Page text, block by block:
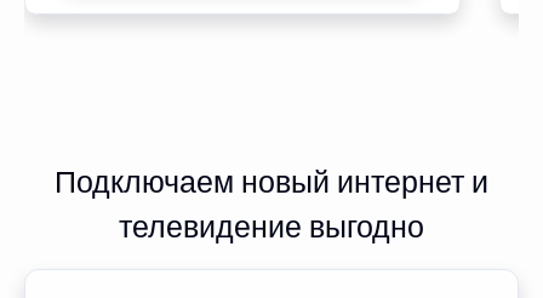
Подключаем новый интернет и
телевидение выгодно